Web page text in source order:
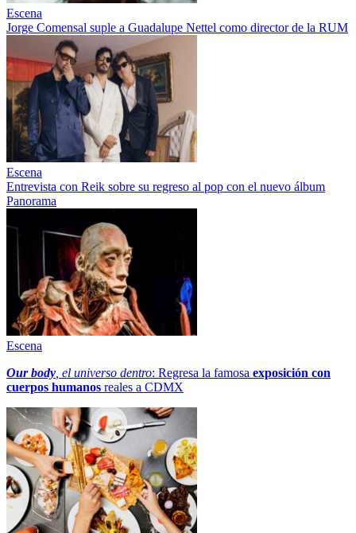
Escena
Jorge Comensal suple a Guadalupe Nettel como director de la RUM
Escena
Entrevista con Reik sobre su regreso al pop con el nuevo álbum
Panorama
Escena
Our body, el universo dentro: Regresa la famosa exposición con
cuerpos humanos reales a CDMX